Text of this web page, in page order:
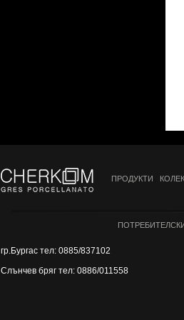
ПРОДУКТИ
гр.Бургас тел: 0885/837102
Слънчев бряг тел: 0886/011558